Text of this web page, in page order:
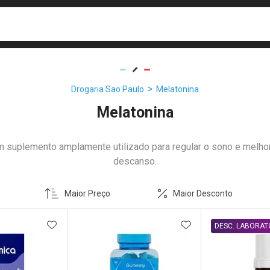
Drogaria Sao Paulo Melatonina
Melatonina
suplemento amplamente utilizado para regular o sono e
descanso.
Maior Preço Maior Desconto
ADICIONAR AOS FAVORITOSADICIONAR AOS
DESC.